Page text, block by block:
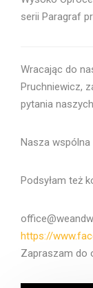
serii Paragraf
Wracając do
Pruchniewicz,
pytania
Nasza
Podsyłam też
https://
Zapraszam do